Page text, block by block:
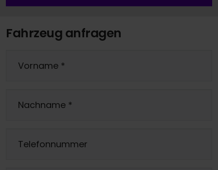
Fahrzeug anfragen
Vorname *
Nachname *
Telefonnummer